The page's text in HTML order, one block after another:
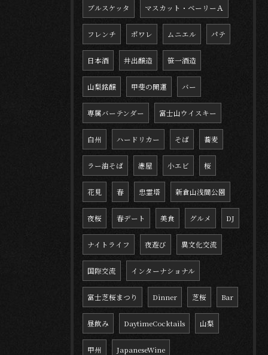
ブルスケッタ マスカット・ベーリーＡ
フレンチ ポワレ ムニエル パテ
日本酒 井出醸造 笹一酒造
山梨銘醸 甲斐の開運 バー
専属バーテンダー 富士山ウイスキー
白州 ハードリカー そば 蕎麦
ラー油そば 港屋 小エビ 桜
花見 春 忠霊塔 新倉山浅間公園
夜桜 春デート 美食 グルメ DJ
ナイトライフ 夜遊び 異文化交流
国際交流 インターナショナル
富士芝桜まつり Dinner 芝桜 Bar
昼飲み DaytimeCocktails 山梨
甲州 JapaneseWine